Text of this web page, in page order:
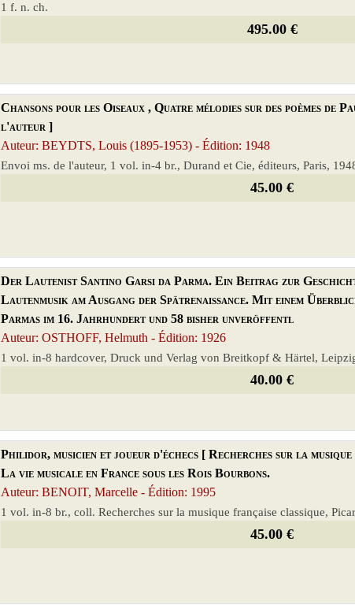
1 f. n. ch.
495.00 €
Chansons pour les Oiseaux , Quatre mélodies sur des poèmes de
l'auteur ]
Auteur: BEYDTS, Louis (1895-1953) - Édition: 1948
Envoi ms. de l'auteur, 1 vol. in-4 br., Durand et Cie, éditeurs, Paris,
45.00 €
Der Lautenist Santino Garsi da Parma. Ein Beitrag zur
Lautenmusik am Ausgang der Spätrenaissance. Mit einem
Parmas im 16. Jahrhundert und 58 bisher unveröffentl
Auteur: OSTHOFF, Helmuth - Édition: 1926
1 vol. in-8 hardcover, Druck und Verlag von Breitkopf & Härtel,
40.00 €
Philidor, musicien et joueur d'échecs [ Recherches sur la
La vie musicale en France sous les Rois Bourbons.
Auteur: BENOIT, Marcelle - Édition: 1995
1 vol. in-8 br., coll. Recherches sur la musique française classique,
45.00 €